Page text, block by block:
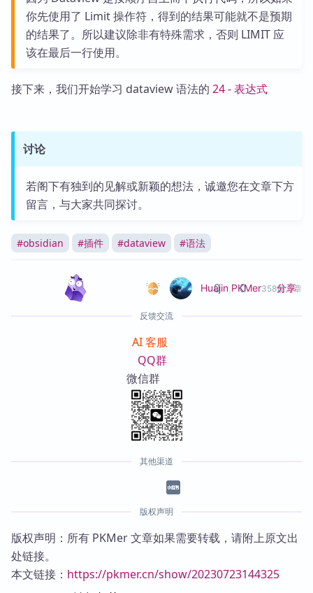
你先使用了 Limit 操作符，得到的结果可能就不是预期
的结果了。所以建议除非有特殊需求，否则 LIMIT 应
该在最后一行使用。
接下来，我们开始学习 dataview 语法的 24 - 表达式
讨论
若阁下有独到的见解或新颖的想法，诚邀您在文章下方
留言，与大家共同探讨。
#obsidian #插件 #dataview #语法
Huajin PKMer358篇文章
0 0 分享
反馈交流
AI 客服
QQ群
微信群
其他渠道
版权声明
版权声明：所有 PKMer 文章如果需要转载，请附上原文出
处链接。
本文链接： https://pkmer.cn/show/20230723144325